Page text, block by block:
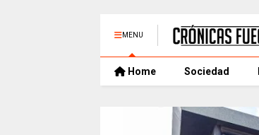
MENU
Home Sociedad